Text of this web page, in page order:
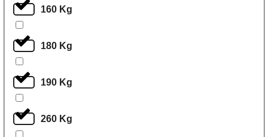
160 Kg
180 Kg
190 Kg
260 Kg